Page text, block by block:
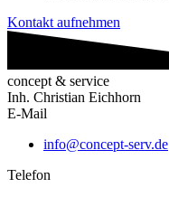
Kontakt aufnehmen
concept & service
Inh. Christian Eichhorn
E-Mail
info@concept-serv.de
Telefon